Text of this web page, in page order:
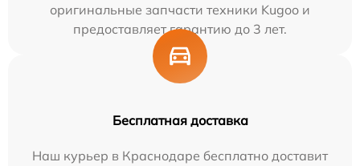
оригинальные запчасти техники Kugoo и
предоставляет гарантию до 3 лет.
Бесплатная доставка
Наш курьер в Краснодаре бесплатно доставит